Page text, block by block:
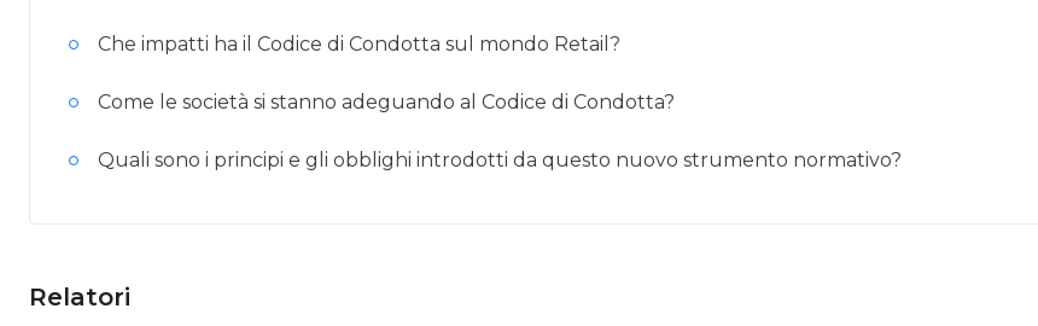
Che impatti ha il Codice di Condotta sul mondo Retail?
Come le società si stanno adeguando al Codice di Condotta?
Quali sono i principi e gli obblighi introdotti da questo nuovo strumento normativo?
Relatori